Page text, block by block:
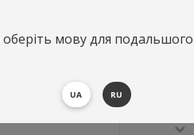
оберіть мову для
UA RU